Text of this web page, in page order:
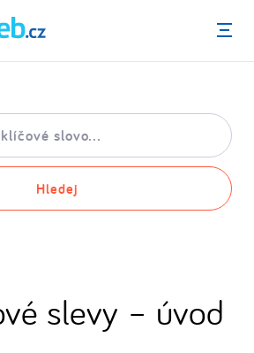
Menu
Hledej
slevy – úvod